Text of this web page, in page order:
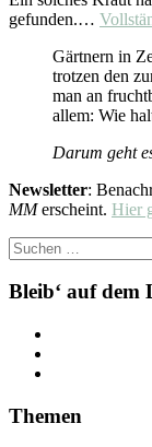
gefunden.…
Gärtnern in
trotzen den
man an
allem: Wie
Darum geht
Newsletter:
MMerscheint. Hier
Suchen
nach:
Bleib‘ auf dem
Themen